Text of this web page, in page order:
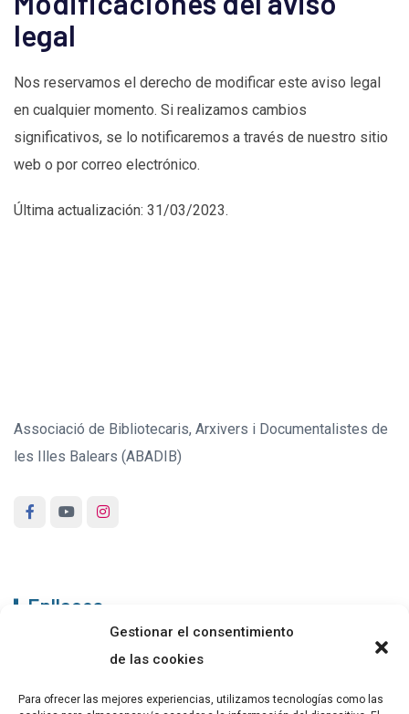
Gestionar el consentimiento
de las cookies
Para ofrecer las mejores experiencias, utilizamos tecnologías como las
legal
Nos reservamos el derecho de modificar este aviso legal
en cualquier momento. Si realizamos cambios
significativos, se lo notificaremos a través de nuestro sitio
web o por correo electrónico.
Última actualización: 31/03/2023.
Associació de Bibliotecaris, Arxivers i Documentalistes de
les Illes Balears (ABADIB)
Enllaços
PUBLICACIONS